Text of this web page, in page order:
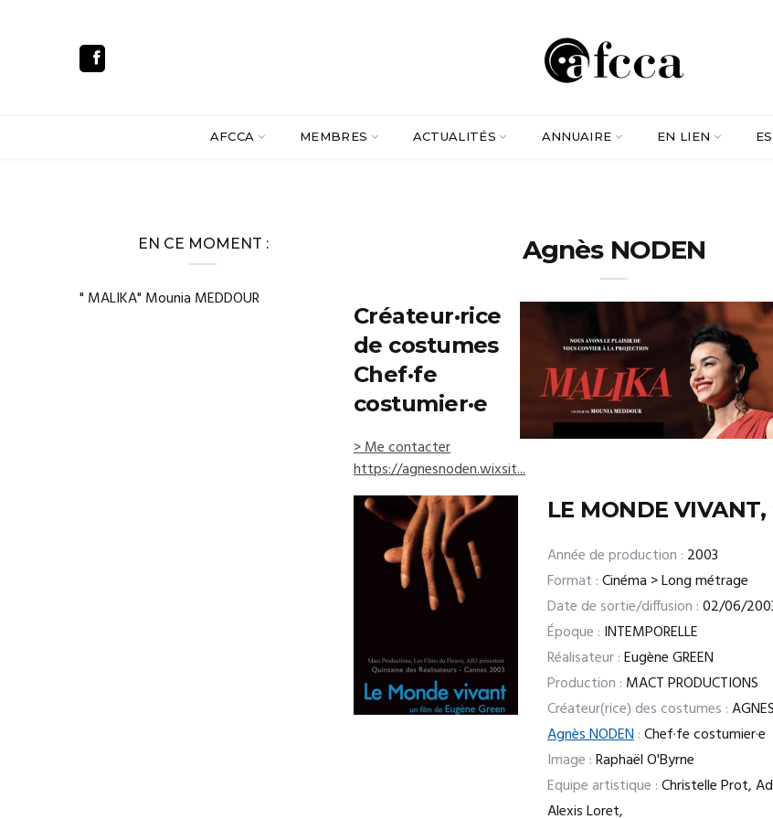
AFCCA MEMBRES ACTUALITÉS ANNUAIRE EN LIEN
Agnès NODEN
Créateur·rice
de costumes
Chef·fe
costumier·e
> Me contacter
https://agnesnoden.wixsit...
LE MONDE VIVANT,
Année de production : 2003
Format :Cinéma > Long métrage
Date de sortie/diffusion :02/06/
Époque : INTEMPORELLE
Réalisateur :Eugène GREEN
Production : MACT PRODUCTIONS
Créateur(rice) des costumes :
Agnès NODEN:Chef·fe costumier·e
Image :Raphaël O'Byrne
Equipe artistique :Christelle Prot,
Alexis Loret,
EN CE MOMENT :
" MALIKA" Mounia MEDDOUR